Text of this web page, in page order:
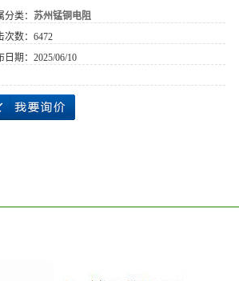
分类： 苏州锰铜电阻
次数： 6472
日期： 2025/06/10